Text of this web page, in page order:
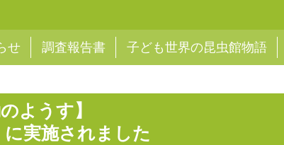
せ 調査報告書 子ども世界の昆虫館物語
ようす】
実施されました